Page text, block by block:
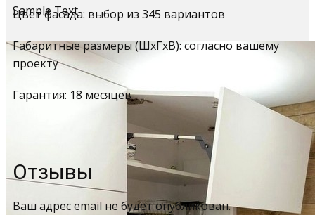
Sample Text
Цвет фасада: выбор из 345 вариантов
Габаритные размеры (ШхГхВ): согласно вашему
проекту
Гарантия: 18 месяцев
Отзывы
Ваш адрес email не будет опубликован.